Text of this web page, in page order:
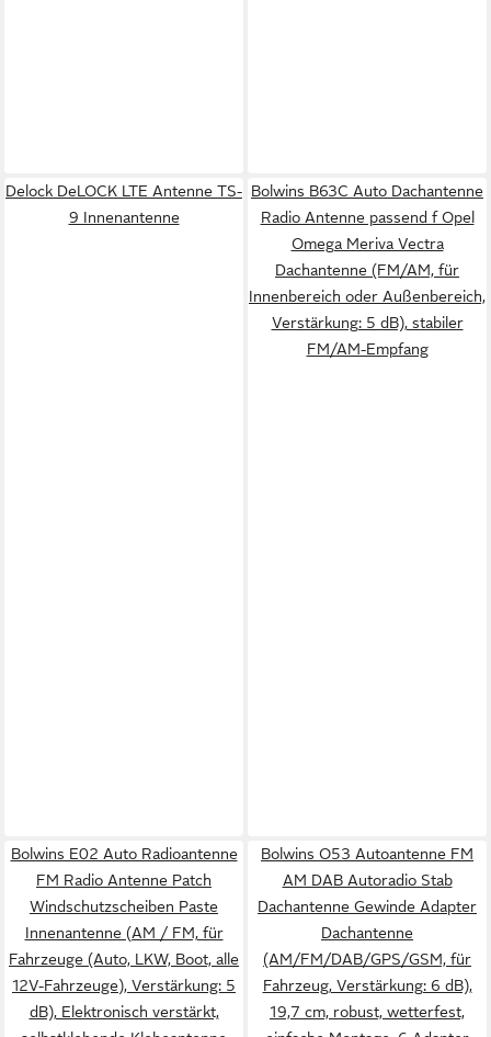
Delock DeLOCK LTE Antenne TS-
9 Innenantenne
Bolwins B63C Auto Dachantenne
Radio Antenne passend f Opel
Omega Meriva Vectra
Dachantenne (FM/AM, für
Innenbereich oder Außenbereich,
Verstärkung: 5 dB), stabiler
FM/AM-Empfang
Bolwins E02 Auto Radioantenne
FM Radio Antenne Patch
Windschutzscheiben Paste
Innenantenne (AM / FM, für
Fahrzeuge (Auto, LKW, Boot, alle
12V-Fahrzeuge), Verstärkung: 5
dB), Elektronisch verstärkt,
Bolwins O53 Autoantenne FM
AM DAB Autoradio Stab
Dachantenne Gewinde Adapter
Dachantenne
(AM/FM/DAB/GPS/GSM, für
Fahrzeug, Verstärkung: 6 dB),
19,7 cm, robust, wetterfest,